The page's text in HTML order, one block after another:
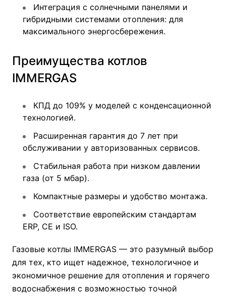
Интеграция с солнечными панелями и
гибридными системами отопления: для
максимального энергосбережения.
Преимущества котлов
IMMERGAS
КПД до 109% у моделей с конденсационной
технологией.
Расширенная гарантия до 7 лет при
обслуживании у авторизованных сервисов.
Стабильная работа при низком давлении
газа (от 5 мбар).
Компактные размеры и удобство монтажа.
Соответствие европейским стандартам
ERP, CE и ISO.
Газовые котлы IMMERGAS — это разумный выбор
для тех, кто ищет надежное, технологичное и
экономичное решение для отопления и горячего
водоснабжения с возможностью точной